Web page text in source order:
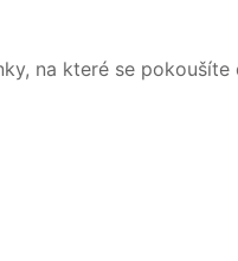
na které se